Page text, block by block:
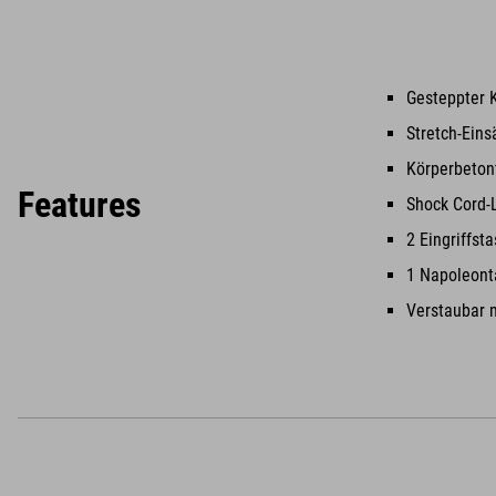
Features
Gesteppter
Stretch-
Shock
2
1
Verstaubar